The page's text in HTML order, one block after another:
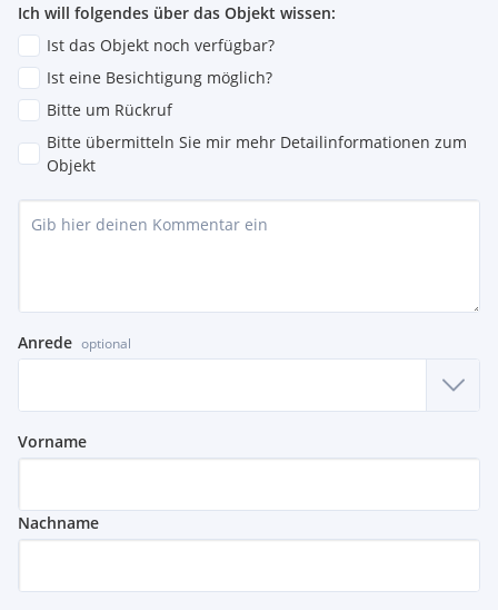
Ich will folgendes über das Objekt wissen:
Ist das Objekt noch verfügbar?
Ist eine Besichtigung möglich?
Bitte um Rückruf
Bitte übermitteln Sie mir mehr Detailinformationen zum
Objekt
Anrede optional
Vorname
Nachname